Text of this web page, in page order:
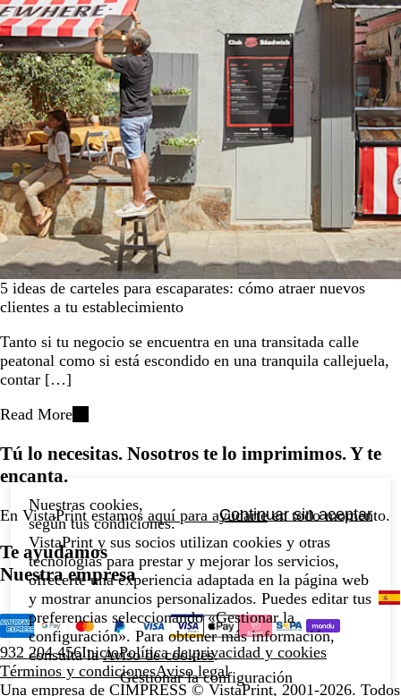
5 ideas de carteles para escaparates: cómo atraer nuevos
clientes a tu establecimiento
Tanto si tu negocio se encuentra en una transitada calle
peatonal como si está escondido en una tranquila callejuela,
contar […]
Read More
Tú lo necesitas. Nosotros te lo imprimimos. Y te
encanta.
En VistaPrint estamos aquí para ayudarteen todo momento.
Te ayudamos
Nuestra empresa
932 204 456InicioPolítica de privacidad y cookies
Términos y condicionesAviso legal
Una empresa de CIMPRESS © VistaPrint, 2001-2026. Todos
Nuestras cookies,
según tus condiciones.
Continuar sin aceptar
VistaPrint y sus socios utilizan cookies y otras
tecnologías para prestar y mejorar los servicios,
ofrecerte una experiencia adaptada en la página web
y mostrar anuncios personalizados. Puedes editar tus
preferencias seleccionando «Gestionar la
configuración». Para obtener más información,
consulta laAviso de cookies.
Gestionar la configuración